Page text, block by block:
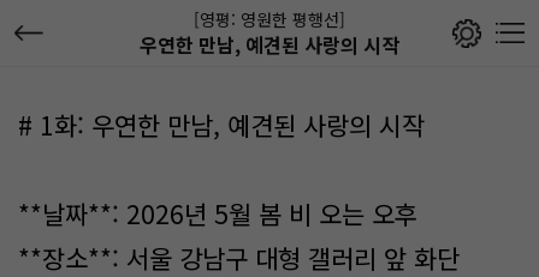
[영평: 영원한 평행선]
우연한 만남, 예견된 사랑의 시작
# 1화: 우연한 만남, 예견된 사랑의 시작
**날짜**: 2026년 5월 봄 비 오는 오후
**장소**: 서울 강남구 대형 갤러리 앞 화단